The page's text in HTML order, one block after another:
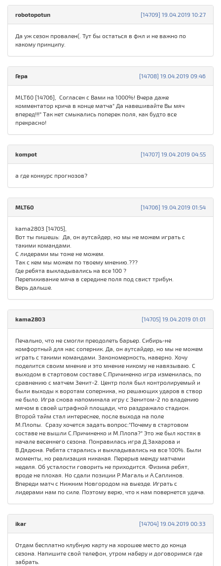
[14709] 19.04.2019 10:27
robotopotun
Да уж сезон провален(. Тут бы остаться в фнл и не важно по
какому принципу.
[14708] 19.04.2019 09:46
Гера
MLT60 [14706], Согласен с Вами на 1000%! Вчера даже
комментатор крича в конце матча" Да навешивайте Вы мяч
вперед!!!" Так нет смыкались поперек поля, как будто все
прекрасно!
[14707] 19.04.2019 04:55
kompot
а где конкурс прогнозов?
[14706] 19.04.2019 01:54
MLT60
kama2803 [14705],
Вот ты пишешь: Да, он аутсайдер, но мы не можем играть с
такими командами.
С лидерами мы тоже не можем.
Так с кем мы можем по твоему мнению.???
Где ребята выкладывались на все 100 ?
Перепихивание мяча в середине поля под свист трибун.
Верь дальше.
[14705] 19.04.2019 01:01
kama2803
Печально, что не смогли преодолеть барьер. Сибирь-не
комфортный для нас соперник. Да, он аутсайдер, но мы не можем
играть с такими командами. Закономерность, наверно. Хочу
поделится своим мнение и это мнение никому не навязываю. С
выходом в стартовом составе С.Причиненко игра изменилась, по
сравнению с матчем Зенит-2. Центр поля был контролируемый и
были выходы к воротам соперника, но решающих ударов в створ
не было. Игра снова напоминала игру с Зенитом-2 по владению
мячом в своей штрафной площади, что раздражало стадион.
Второй тайм стал интереснее, после выхода на поле
М.Плопы. Сразу хочется задать вопрос:"Почему в стартовом
составе не вышли С.Причиненко и М.Плопа?" Это же был костяк в
начале весеннего сезона. Понравилась игра Д.Захарова и
В.Дядюна. Ребята старались и выкладывались на все 100%. Были
моменты, но реализация никакая. Перерыв между матчами
неделя. Об усталости говорить не приходится. Физика ребят,
вроде не плохая. Но сдали позиции Р.Магаль и А.Саплинов.
Впереди матч с Нижним Новгородом на выезде. Играть с
лидерами нам по силе. Поэтому верю, что к нам повернется удача.
[14704] 19.04.2019 00:33
ikar
Отдам бесплатно клубную карту на хорошее место до конца
сезона. Напишите свой телефон, утром наберу и договоримся где
забрать.